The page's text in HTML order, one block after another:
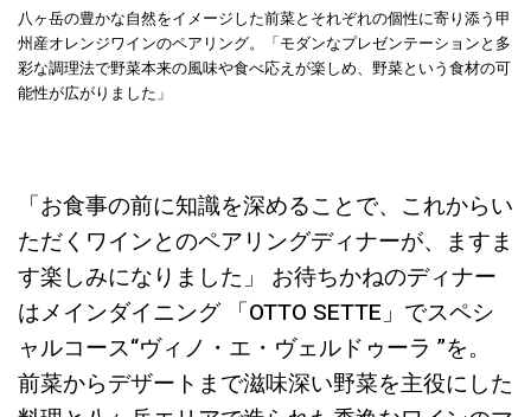
八ヶ岳の豊かな自然をイメージした前菜とそれぞれの個性に寄り添う甲
州産オレンジワインのペアリング。「モダンなプレゼンテーションと多
彩な調理法で野菜本来の風味や食べ応えが楽しめ、野菜という食材の可
能性が広がりました」
「お食事の前に知識を深めることで、これからい
ただくワインとのペアリングディナーが、ますま
す楽しみになりました」 お待ちかねのディナー
はメインダイニング 「OTTO SETTE」でスペシ
ャルコース“ヴィノ・エ・ヴェルドゥーラ ”を。
前菜からデザートまで滋味深い野菜を主役にした